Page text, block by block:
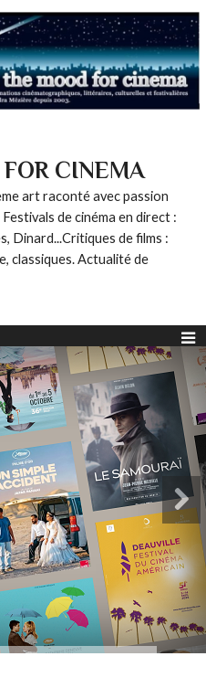
CINEMA
art raconté avec passion
de cinéma en direct :
Dinard...Critiques de films :
classiques. Actualité de